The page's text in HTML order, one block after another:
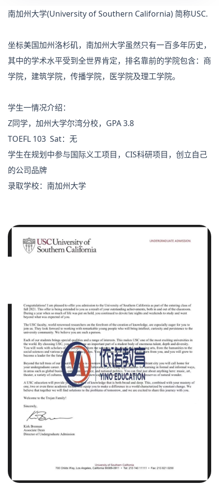
南加州大学(University of Southern California) 简称USC.
坐标美国加州洛杉矶，南加州大学虽然只有一百多年历史，
其中的学术水平受到全世界肯定，排名靠前的学院包含：商
学院，建筑学院，传播学院，医学院及理工学院。
学生一情况介绍：
Z同学，加州大学尔湾分校，GPA 3.8
TOEFL 103 Sat：无
学生在规划中参与国际义工项目，CIS科研项目，创立自己
的公司品牌
录取学校：南加州大学